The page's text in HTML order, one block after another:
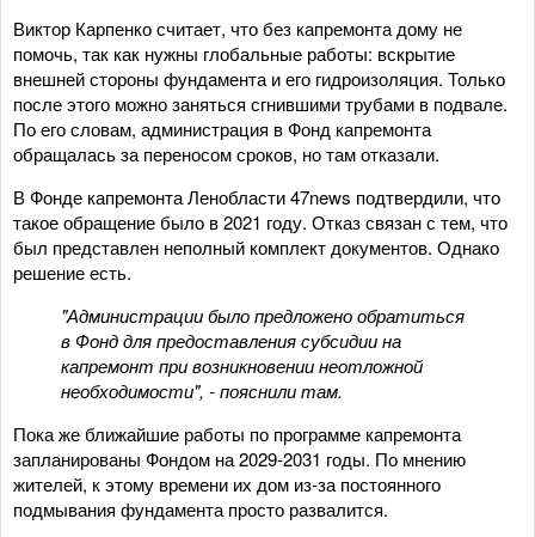
Виктор Карпенко считает, что без капремонта дому не
помочь, так как нужны глобальные работы: вскрытие
внешней стороны фундамента и его гидроизоляция. Только
после этого можно заняться сгнившими трубами в подвале.
По его словам, администрация в Фонд капремонта
обращалась за переносом сроков, но там отказали.
В Фонде капремонта Ленобласти 47news подтвердили, что
такое обращение было в 2021 году. Отказ связан с тем, что
был представлен неполный комплект документов. Однако
решение есть.
"Администрации было предложено обратиться
в Фонд для предоставления субсидии на
капремонт при возникновении неотложной
необходимости", - пояснили там.
Пока же ближайшие работы по программе капремонта
запланированы Фондом на 2029-2031 годы. По мнению
жителей, к этому времени их дом из-за постоянного
подмывания фундамента просто развалится.